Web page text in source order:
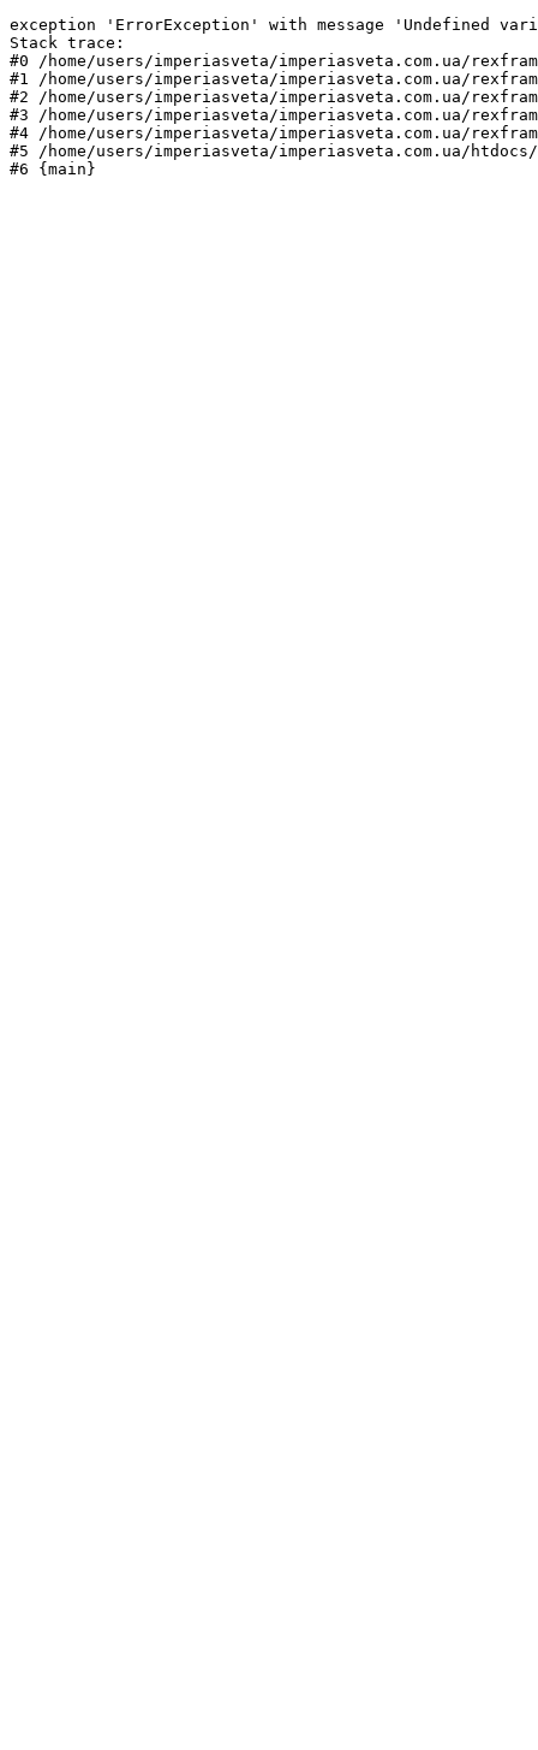
exception 'ErrorException' with message 'Undefined
Stack trace:
#0 /home/users/imperiasveta/imperiasveta.com.ua/
#1 /home/users/imperiasveta/imperiasveta.com.ua/
#2 /home/users/imperiasveta/imperiasveta.com.ua/
#3 /home/users/imperiasveta/imperiasveta.com.ua/
#4 /home/users/imperiasveta/imperiasveta.com.ua/
#5 /home/users/imperiasveta/imperiasveta.com.ua/
#6 {main}